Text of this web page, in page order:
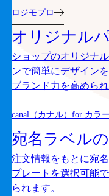
ロジモプロ
オリジナル
ショップのオリジナ
ンで簡単にデザイン
ブランド力を高められ
canal（カナル）for カラ
宛名ラベル
注文情報をもとに宛
プレートを選択可能
られます。